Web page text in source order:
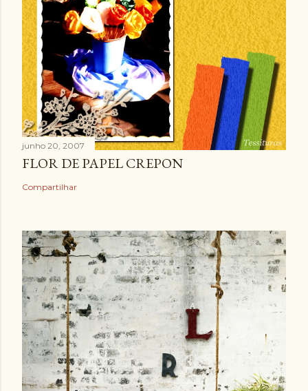
junho 20, 2007
FLOR DE PAPEL CREPON
Compartilhar